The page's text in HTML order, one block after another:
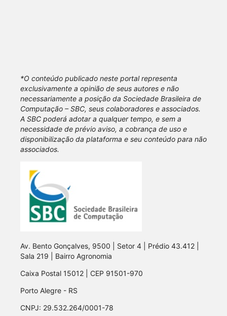
*O conteúdo publicado neste portal representa
exclusivamente a opinião de seus autores e não
necessariamente a posição da Sociedade Brasileira de
Computação – SBC, seus colaboradores e associados.
A SBC poderá adotar a qualquer tempo, e sem a
necessidade de prévio aviso, a cobrança de uso e
disponibilização da plataforma e seu conteúdo para não
associados.
Av. Bento Gonçalves, 9500 | Setor 4 | Prédio 43.412 |
Sala 219 | Bairro Agronomia
Caixa Postal 15012 | CEP 91501-970
Porto Alegre - RS
CNPJ: 29.532.264/0001-78